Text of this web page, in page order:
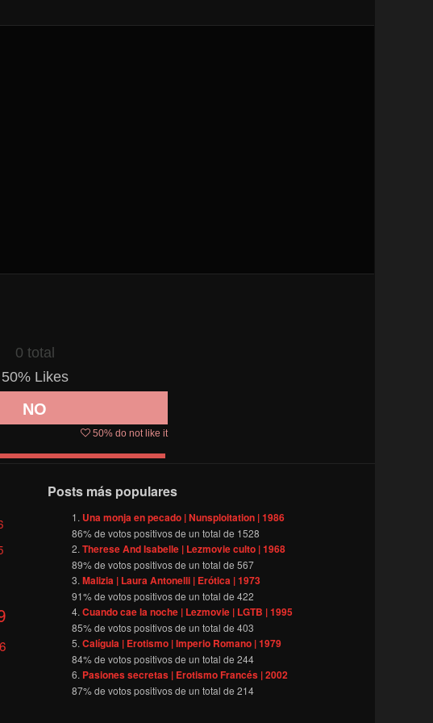
0 total
50% Likes
NO
50% do not like it
Posts más populares
Una monja en pecado | Nunsploitation | 1986
86% de votos positivos de un total de 1528
Therese And Isabelle | Lezmovie culto | 1968
89% de votos positivos de un total de567
Malizia | Laura Antonelli | Erótica | 1973
91% de votos positivos de un total de422
Cuando cae la noche | Lezmovie | LGTB | 1995
85% de votos positivos de un total de403
Calígula | Erotismo | Imperio Romano | 1979
84% de votos positivos de un total de244
Pasiones secretas | Erotismo Francés | 2002
87% de votos positivos de un total de214